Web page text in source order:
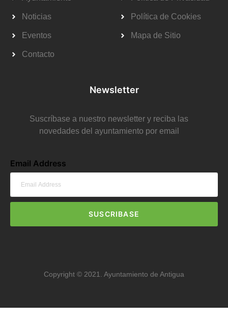
Noticias
Eventos
Contacto
Política de Cookies
Mapa de Sitio
Newsletter
Suscríbase a nuestro newsletter y reciba las
novedades del ayuntamiento por email
Email Address
SUSCRIBASE
Copyright © 2021. Ayuntamiento de Antigua